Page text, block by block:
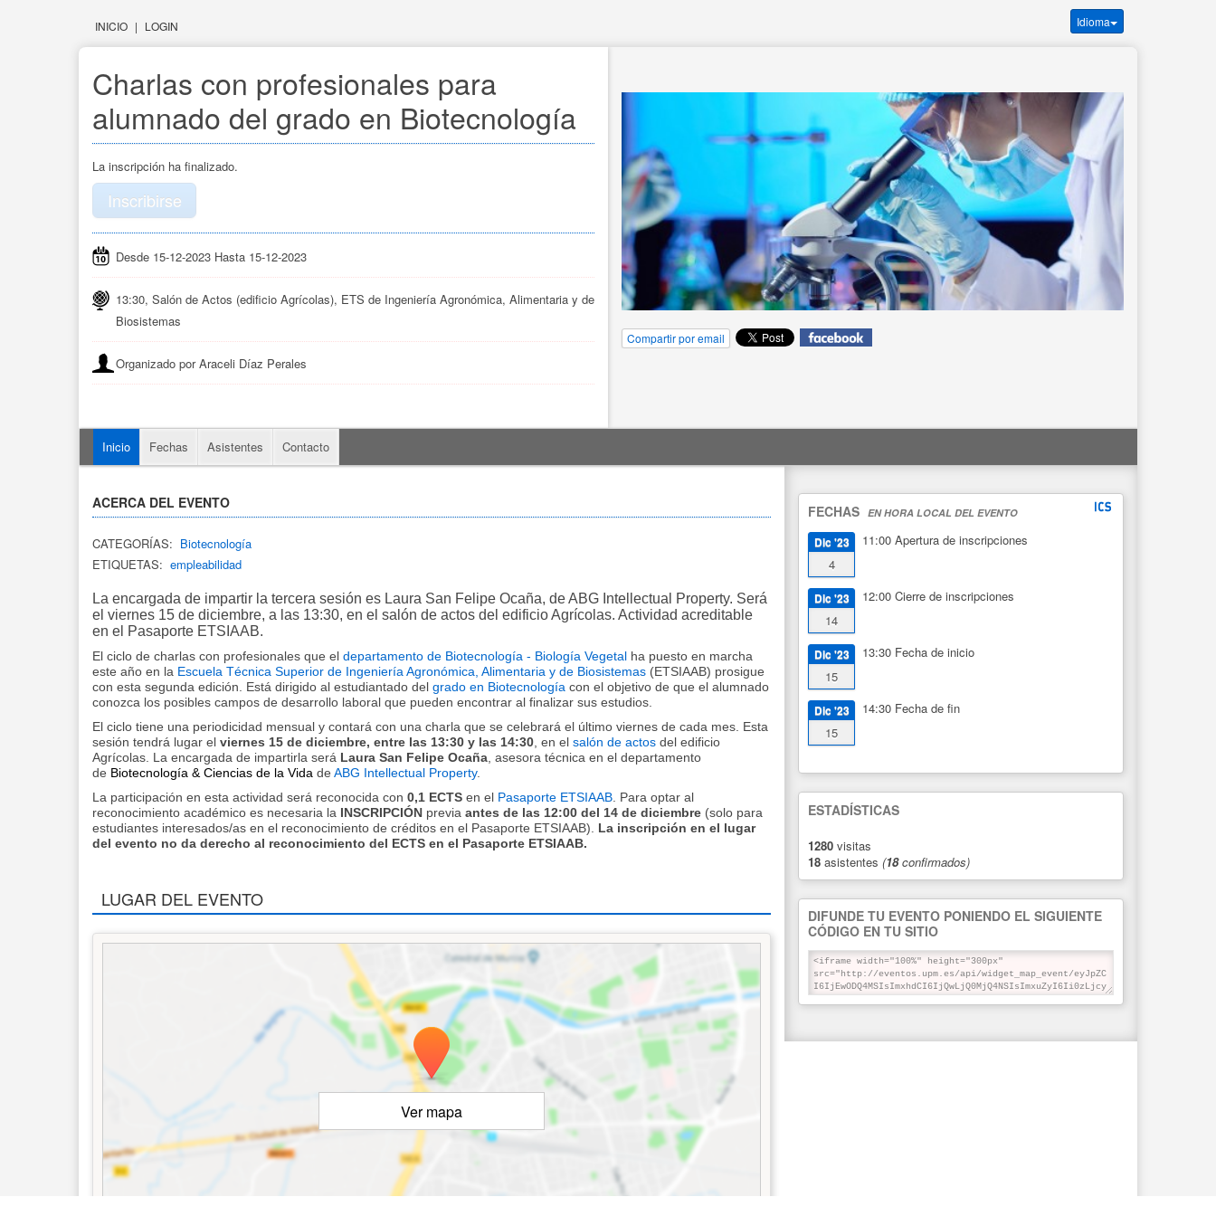
INICIO | LOGIN Idioma
Charlas con profesionales para
alumnado del grado en Biotecnología
La inscripción ha finalizado.
Inscribirse
Desde 15-12-2023 Hasta 15-12-2023
13:30, Salón de Actos (edificio Agrícolas), ETS de Ingeniería Agronómica, Alimentaria y de
Biosistemas
Organizado por Araceli Díaz Perales
Compartir por email
Inicio Fechas Asistentes Contacto
ACERCA DEL EVENTO
CATEGORÍAS: Biotecnología
ETIQUETAS: empleabilidad
La encargada de impartir la tercera sesión es Laura San Felipe Ocaña, de ABG Intellectual Property. Será
el viernes 15 de diciembre, a las 13:30, en el salón de actos del edificio Agrícolas. Actividad acreditable
en el Pasaporte ETSIAAB.
El ciclo de charlas con profesionales que el departamento de Biotecnología - Biología Vegetal ha puesto en marcha
este año en la Escuela Técnica Superior de Ingeniería Agronómica, Alimentaria y de Biosistemas (ETSIAAB) prosigue
con esta segunda edición. Está dirigido al estudiantado del grado en Biotecnología con el objetivo de que el alumnado
conozca los posibles campos de desarrollo laboral que pueden encontrar al finalizar sus estudios.
El ciclo tiene una periodicidad mensual y contará con una charla que se celebrará el último viernes de cada mes. Esta
sesión tendrá lugar el viernes 15 de diciembre, entre las 13:30 y las 14:30 , en el salón de actos del edificio
Agrícolas. La encargada de impartirla será Laura San Felipe Ocaña , asesora técnica en el departamento
de Biotecnología & Ciencias de la Vida de ABG Intellectual Property.
La participación en esta actividad será reconocida con 0,1 ECTS en el Pasaporte ETSIAAB . Para optar al
reconocimiento académico es necesaria la INSCRIPCIÓN previa antes de las 12:00 del 14 de diciembre (solo para
estudiantes interesados/as en el reconocimiento de créditos en el Pasaporte ETSIAAB). La inscripción en el lugar
del evento no da derecho al reconocimiento del ECTS en el Pasaporte ETSIAAB.
LUGAR DEL EVENTO
Ver mapa
FECHAS EN HORA LOCAL DEL EVENTO
Dic '23
4
11:00 Apertura de inscripciones
Dic '23
14
12:00 Cierre de inscripciones
Dic '23
15
13:30 Fecha de inicio
Dic '23
15
14:30 Fecha de fin
ESTADÍSTICAS
1280 visitas
18 asistentes (18confirmados)
DIFUNDE TU EVENTO PONIENDO EL SIGUIENTE
CÓDIGO EN TU SITIO